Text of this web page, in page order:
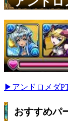
▶︎アンドロメダ
おすすめパ